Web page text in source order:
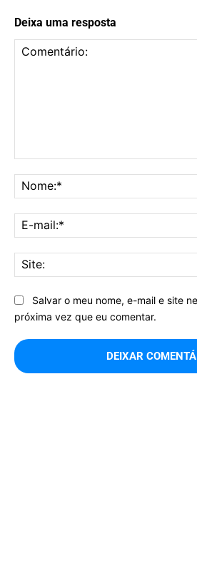
Deixa uma resposta
Salvar o meu nome, e-mail e site
próxima vez que eu comentar.